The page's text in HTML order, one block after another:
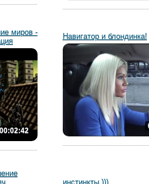
миров -
00:02:42
Навигатор и блондинка!
инстинкты )))